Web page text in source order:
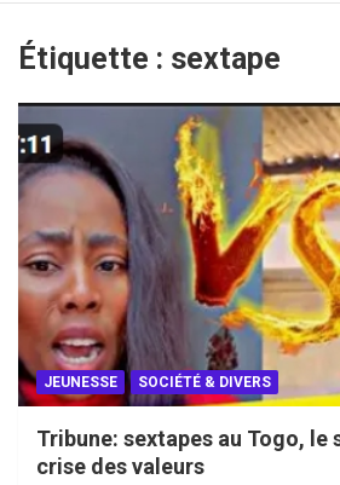
Étiquette : sextape
JEUNESSE SOCIÉTÉ & DIVERS
Tribune: sextapes au Togo, le
crise des valeurs